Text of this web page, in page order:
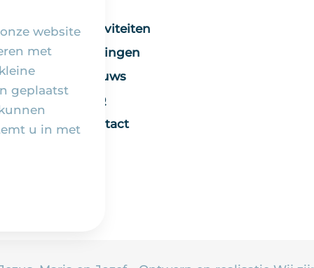
website
met
geplaatst
u in met
Activiteiten
Vieringen
Nieuws
FAQ
Contact